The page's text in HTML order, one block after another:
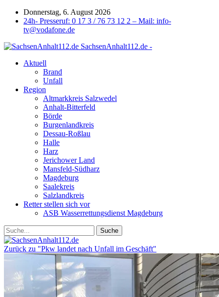
Donnerstag, 6. August 2026
24h- Presseruf: 0 17 3 / 76 73 12 2 – Mail: info-
tv@vodafone.de
SachsenAnhalt112.de -
Aktuell
Brand
Unfall
Region
Altmarkkreis Salzwedel
Anhalt-Bitterfeld
Börde
Burgenlandkreis
Dessau-Roßlau
Halle
Harz
Jerichower Land
Mansfeld-Südharz
Magdeburg
Saalekreis
Salzlandkreis
Retter stellen sich vor
ASB Wasserrettungsdienst Magdeburg
Zurück zu "Pkw landet nach Unfall im Geschäft"